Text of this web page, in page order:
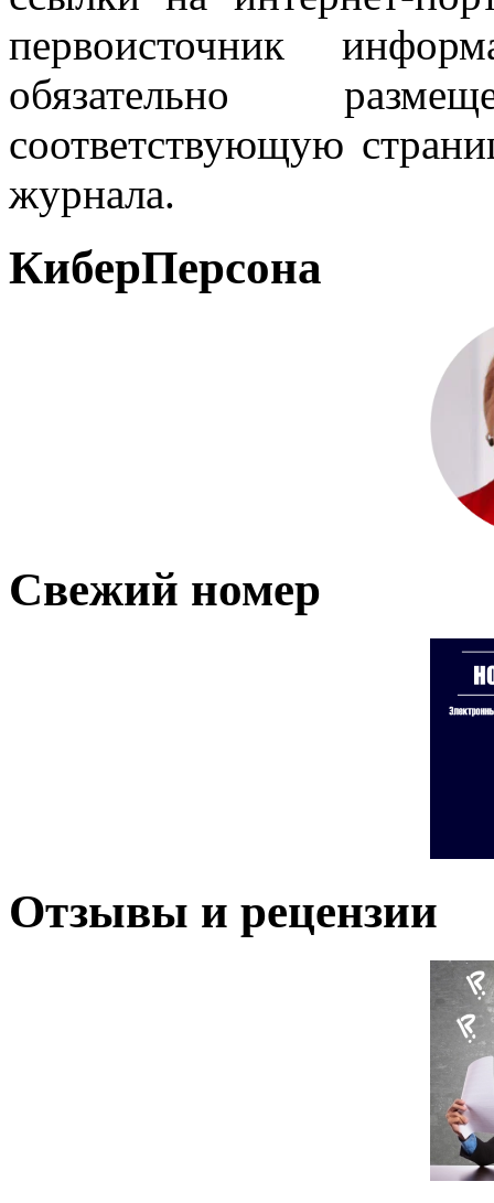
первоисточник
обязательно
соответствующую
журнала.
КиберПерсона
Свежий номер
Отзывы и рецензии